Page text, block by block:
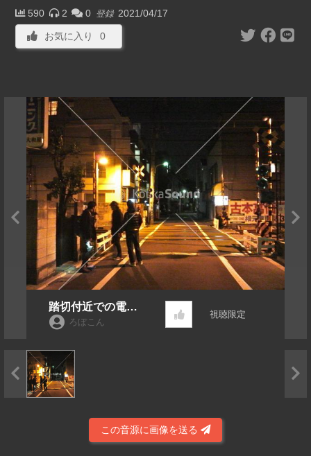
590 2 0 登録 2021/04/17
お気に入り 0
踏切付近での電車
通過音_2台
ろぼこん
視聴限定
この音源に画像を送る